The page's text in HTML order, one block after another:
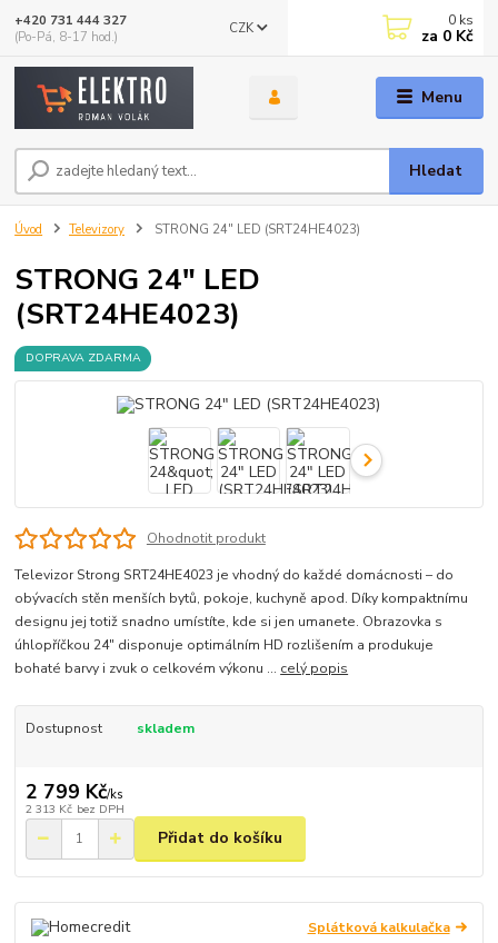
Menu
CZK
Hledat
+420 731 444 327
(Po-Pá, 8-17 hod.)
0 ks
za 0 Kč
Úvod Televizory STRONG 24" LED (SRT24HE4023)
STRONG 24" LED
(SRT24HE4023)
DOPRAVA ZDARMA
Ohodnotit produkt
Televizor Strong SRT24HE4023 je vhodný do každé domácnosti – do
obývacích stěn menších bytů, pokoje, kuchyně apod. Díky kompaktnímu
designu jej totiž snadno umístíte, kde si jen umanete. Obrazovka s
úhlopříčkou 24" disponuje optimálním HD rozlišením a produkuje
bohaté barvy i zvuk o celkovém výkonu ... celý popis
Dostupnost skladem
2 799 Kč/ks
2 313 Kč bez DPH
Přidat do košíku
Splátková kalkulačka